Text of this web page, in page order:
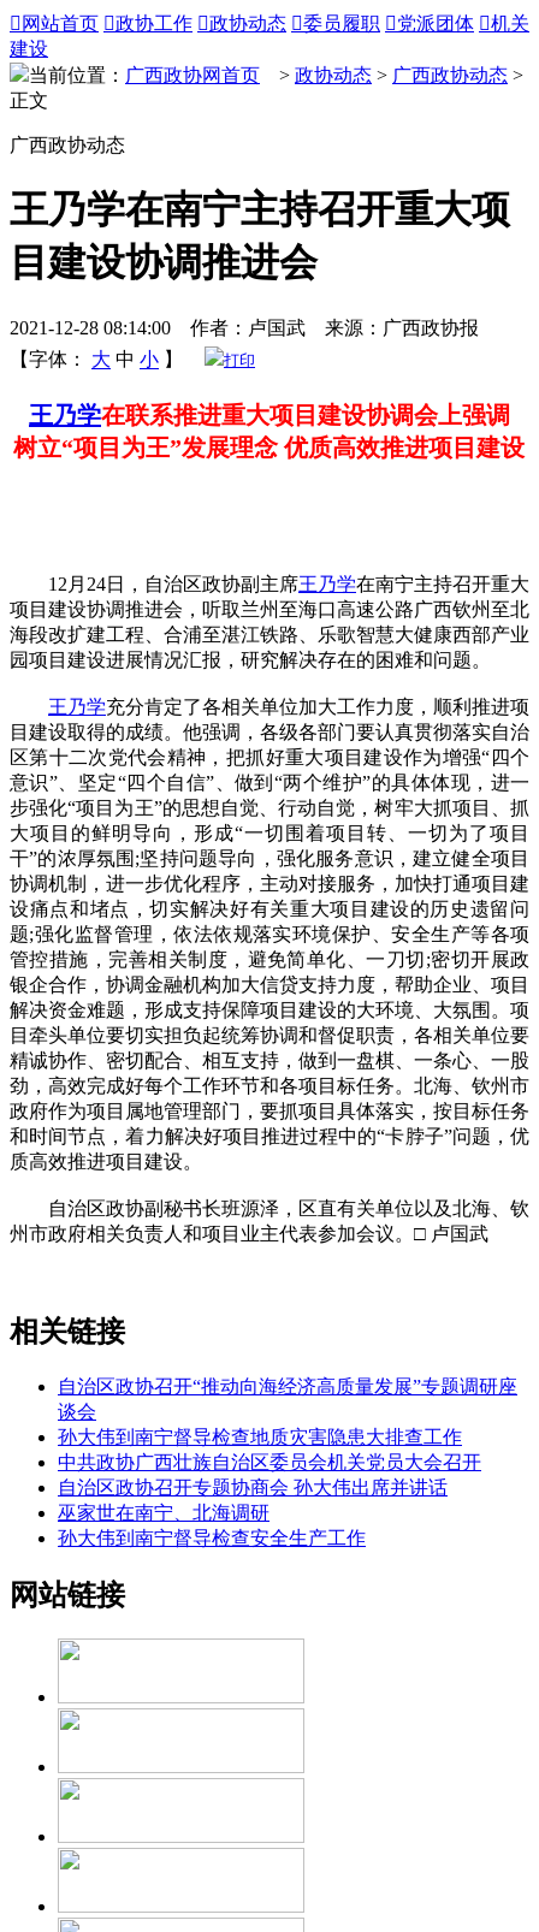
 网站首页 政协工作 政协动态 委员履职 党派团体 机关
建设
当前位置： 广西政协网首页 > 政协动态 > 广西政协动态 >
正文
广西政协动态
王乃学在南宁主持召开重大项
目建设协调推进会
2021-12-28 08:14:00 作者：卢国武 来源：广西政协报
【字体：
大 中 小 】 打印
王乃学在联系推进重大项目建设协调会上强调
树立“项目为王”发展理念 优质高效推进项目建设
12月24日，自治区政协副主席王乃学在南宁主持召开重大
项目建设协调推进会，听取兰州至海口高速公路广西钦州至北
海段改扩建工程、合浦至湛江铁路、乐歌智慧大健康西部产业
园项目建设进展情况汇报，研究解决存在的困难和问题。
王乃学充分肯定了各相关单位加大工作力度，顺利推进项
目建设取得的成绩。他强调，各级各部门要认真贯彻落实自治
区第十二次党代会精神，把抓好重大项目建设作为增强“四个
意识”、坚定“四个自信”、做到“两个维护”的具体体现，进一
步强化“项目为王”的思想自觉、行动自觉，树牢大抓项目、抓
大项目的鲜明导向，形成“一切围着项目转、一切为了项目
干”的浓厚氛围;坚持问题导向，强化服务意识，建立健全项目
协调机制，进一步优化程序，主动对接服务，加快打通项目建
设痛点和堵点，切实解决好有关重大项目建设的历史遗留问
题;强化监督管理，依法依规落实环境保护、安全生产等各项
管控措施，完善相关制度，避免简单化、一刀切;密切开展政
银企合作，协调金融机构加大信贷支持力度，帮助企业、项目
解决资金难题，形成支持保障项目建设的大环境、大氛围。项
目牵头单位要切实担负起统筹协调和督促职责，各相关单位要
精诚协作、密切配合、相互支持，做到一盘棋、一条心、一股
劲，高效完成好每个工作环节和各项目标任务。北海、钦州市
政府作为项目属地管理部门，要抓项目具体落实，按目标任务
和时间节点，着力解决好项目推进过程中的“卡脖子”问题，优
质高效推进项目建设。
自治区政协副秘书长班源泽，区直有关单位以及北海、钦
州市政府相关负责人和项目业主代表参加会议。□ 卢国武
相关链接
自治区政协召开“推动向海经济高质量发展”专题调研座
谈会
孙大伟到南宁督导检查地质灾害隐患大排查工作
中共政协广西壮族自治区委员会机关党员大会召开
自治区政协召开专题协商会 孙大伟出席并讲话
巫家世在南宁、北海调研
孙大伟到南宁督导检查安全生产工作
网站链接